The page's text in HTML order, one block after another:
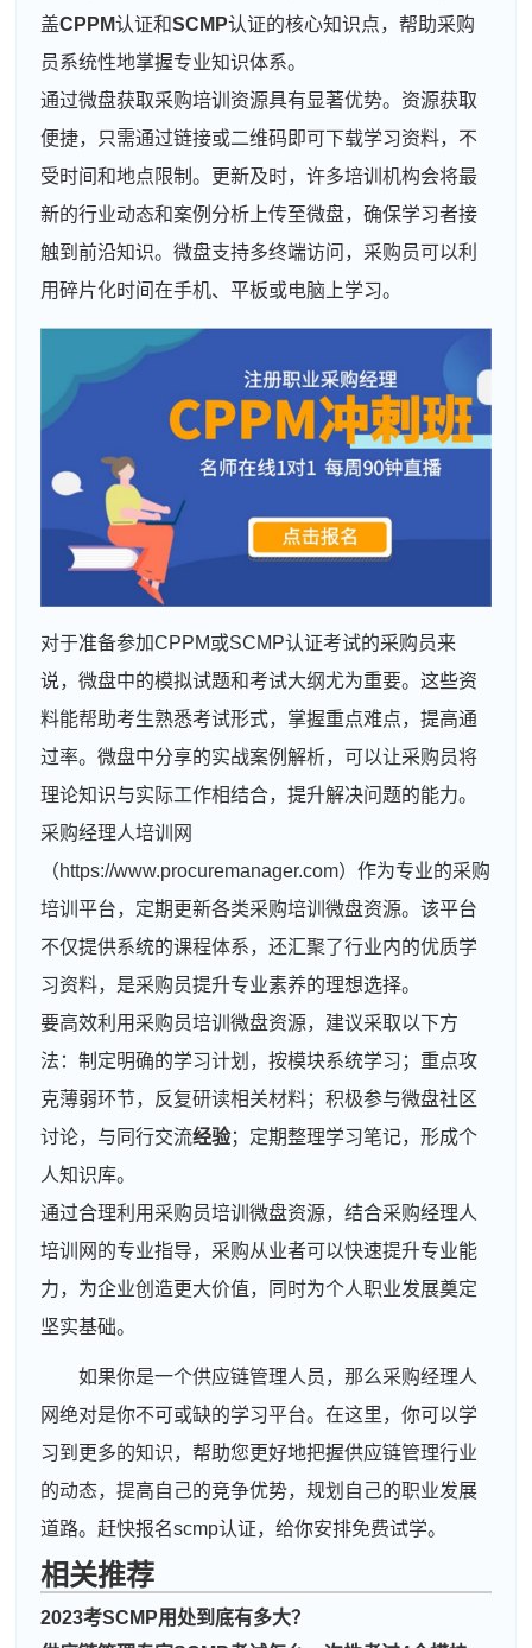
盖CPPM认证和SCMP认证的核心知识点，帮助采购
员系统性地掌握专业知识体系。
通过微盘获取采购培训资源具有显著优势。资源获取
便捷，只需通过链接或二维码即可下载学习资料，不
受时间和地点限制。更新及时，许多培训机构会将最
新的行业动态和案例分析上传至微盘，确保学习者接
触到前沿知识。微盘支持多终端访问，采购员可以利
用碎片化时间在手机、平板或电脑上学习。
对于准备参加CPPM或SCMP认证考试的采购员来
说，微盘中的模拟试题和考试大纲尤为重要。这些资
料能帮助考生熟悉考试形式，掌握重点难点，提高通
过率。微盘中分享的实战案例解析，可以让采购员将
理论知识与实际工作相结合，提升解决问题的能力。
采购经理人培训网
（https://www.procuremanager.com）作为专业的采购
培训平台，定期更新各类采购培训微盘资源。该平台
不仅提供系统的课程体系，还汇聚了行业内的优质学
习资料，是采购员提升专业素养的理想选择。
要高效利用采购员培训微盘资源，建议采取以下方
法：制定明确的学习计划，按模块系统学习；重点攻
克薄弱环节，反复研读相关材料；积极参与微盘社区
讨论，与同行交流经验；定期整理学习笔记，形成个
人知识库。
通过合理利用采购员培训微盘资源，结合采购经理人
培训网的专业指导，采购从业者可以快速提升专业能
力，为企业创造更大价值，同时为个人职业发展奠定
坚实基础。
如果你是一个供应链管理人员，那么采购经理人
网绝对是你不可或缺的学习平台。在这里，你可以学
习到更多的知识，帮助您更好地把握供应链管理行业
的动态，提高自己的竞争优势，规划自己的职业发展
道路。赶快报名scmp认证，给你安排免费试学。
相关推荐
2023考SCMP用处到底有多大？